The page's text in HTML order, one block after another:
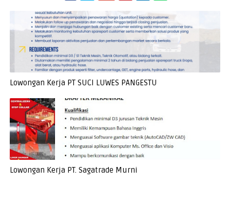
Lowongan Kerja PT SUCI LUWES PANGESTU
Lowongan Kerja PT. Sagatrade Murni